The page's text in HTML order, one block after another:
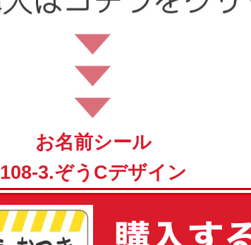
お名前シール
108-3.ぞうCデザイン